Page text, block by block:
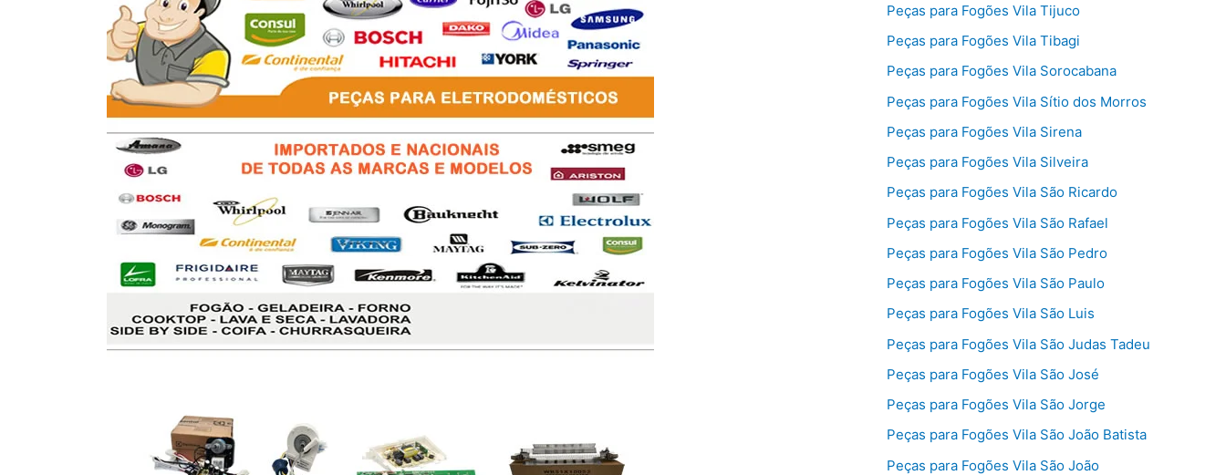
Peças para Fogões Vila Tijuco
Peças para Fogões Vila Tibagi
Peças para Fogões Vila Sorocabana
Peças para Fogões Vila Sítio dos Morros
Peças para Fogões Vila Sirena
Peças para Fogões Vila Silveira
Peças para Fogões Vila São Ricardo
Peças para Fogões Vila São Rafael
Peças para Fogões Vila São Pedro
Peças para Fogões Vila São Paulo
Peças para Fogões Vila São Luis
Peças para Fogões Vila São Judas Tadeu
Peças para Fogões Vila São José
Peças para Fogões Vila São Jorge
Peças para Fogões Vila São João Batista
Peças para Fogões Vila São João